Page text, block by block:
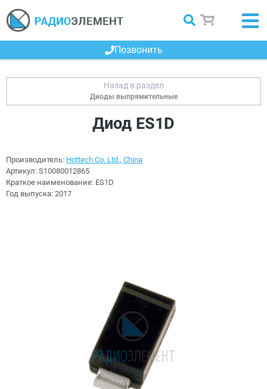
Позвонить
Диоды выпрямительные
Диод ES1D
Производитель: Hottech Co. Ltd., China
Артикул: S10080012865
Краткое наименование: ES1D
Год выпуска: 2017